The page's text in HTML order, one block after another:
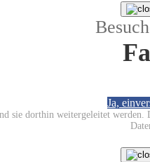
Ja,
sie dorthin weitergeleitet